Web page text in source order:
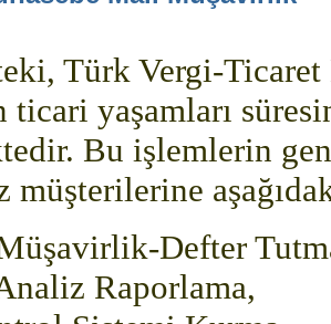
Türk Vergi-Ticaret
ticari yaşamları
Bu işlemlerin
müşterilerine
Defter
Raporlama,